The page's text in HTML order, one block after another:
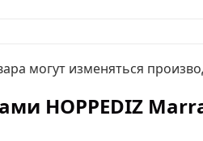
могут изменяться
HOPPEDIZ